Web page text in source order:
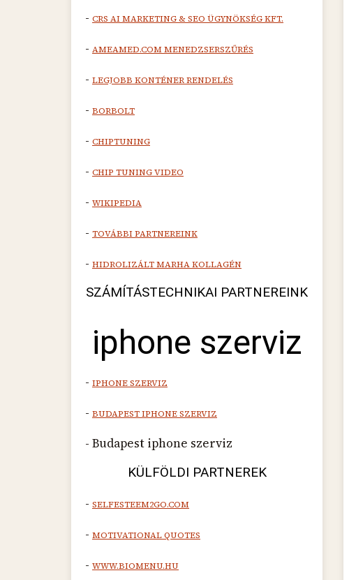
- CRS AI MARKETING & SEO ÜGYNÖKSÉG KFT.
- AMEAMED.COM MENEDZSERSZŰRÉS
- LEGJOBB KONTÉNER RENDELÉS
- BORBOLT
- CHIPTUNING
- CHIP TUNING VIDEO
- WIKIPEDIA
- TOVÁBBI PARTNEREINK
- HIDROLIZÁLT MARHA KOLLAGÉN
SZÁMÍTÁSTECHNIKAI PARTNEREINK
iphone szerviz
- IPHONE SZERVIZ
- BUDAPEST IPHONE SZERVIZ
- Budapest iphone szerviz
KÜLFÖLDI PARTNEREK
- SELFESTEEM2GO.COM
- MOTIVATIONAL QUOTES
- WWW.BIOMENU.HU